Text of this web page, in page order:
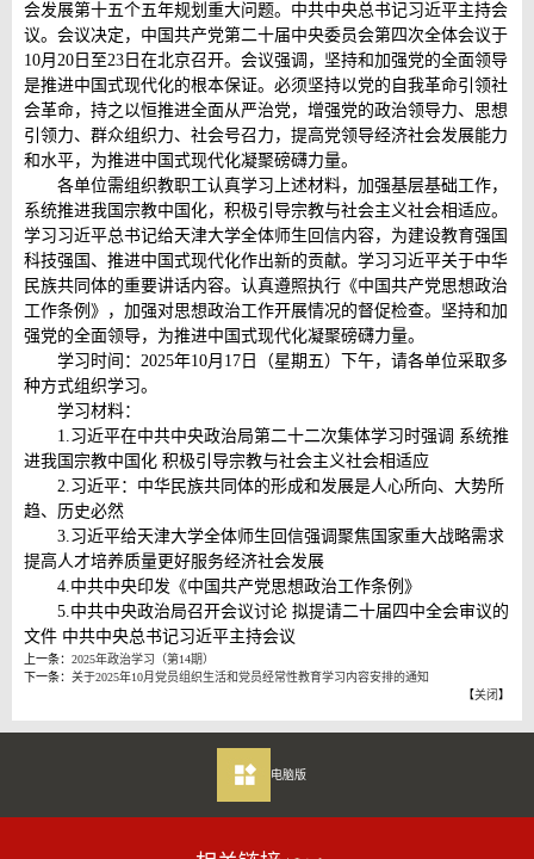
会发展第十五个五年规划重大问题。中共中央总书记习近平主持会
议。会议决定，中国共产党第二十届中央委员会第四次全体会议于
10月20日至23日在北京召开。会议强调，坚持和加强党的全面领导
是推进中国式现代化的根本保证。必须坚持以党的自我革命引领社
会革命，持之以恒推进全面从严治党，增强党的政治领导力、思想
引领力、群众组织力、社会号召力，提高党领导经济社会发展能力
和水平，为推进中国式现代化凝聚磅礴力量。
各单位需组织教职工认真学习上述材料，加强基层基础工作，
系统推进我国宗教中国化，积极引导宗教与社会主义社会相适应。
学习习近平总书记给天津大学全体师生回信内容，为建设教育强国
科技强国、推进中国式现代化作出新的贡献。学习习近平关于中华
民族共同体的重要讲话内容。认真遵照执行《中国共产党思想政治
工作条例》，加强对思想政治工作开展情况的督促检查。坚持和加
强党的全面领导，为推进中国式现代化凝聚磅礴力量。
学习时间：2025年10月17日（星期五）下午，请各单位采取多
种方式组织学习。
学习材料：
1.习近平在中共中央政治局第二十二次集体学习时强调 系统推
进我国宗教中国化 积极引导宗教与社会主义社会相适应
2.习近平：中华民族共同体的形成和发展是人心所向、大势所
趋、历史必然
3.习近平给天津大学全体师生回信强调聚焦国家重大战略需求
提高人才培养质量更好服务经济社会发展
4.中共中央印发《中国共产党思想政治工作条例》
5.中共中央政治局召开会议讨论 拟提请二十届四中全会审议的
文件 中共中央总书记习近平主持会议
上一条： 2025年政治学习（第14期）
下一条： 关于2025年10月党员组织生活和党员经常性教育学习内容安排的通知
【关闭】
电脑版